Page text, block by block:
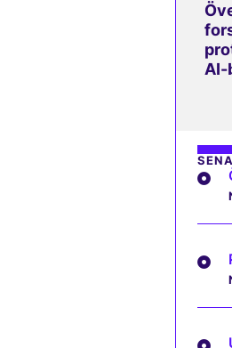
AI-